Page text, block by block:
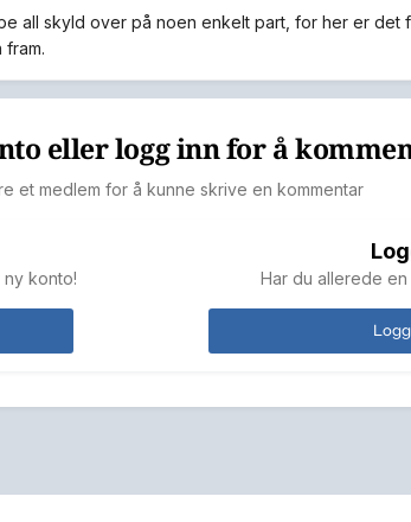
all skyld over på noen enkelt part, for her er det
eller logg inn for å
et medlem for å kunne skrive en kommentar
konto! Har du allerede